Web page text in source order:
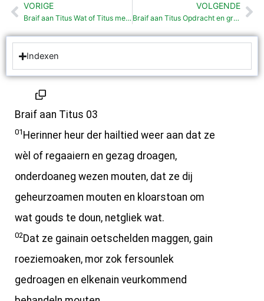
Vorige
VORIGE
Braif aan Titus Wat of Titus mensken inprenten mout (2: 1-15)
VOLGENDE
Braif aan Titus Opdracht en groutnizzen (3:12-15)
Indexen
Braif aan Titus 03
01 Herinner heur der hailtied weer aan dat ze
wèl of regaaiern en gezag droagen,
onderdoaneg wezen mouten, dat ze dij
geheurzoamen mouten en kloarstoan om
wat gouds te doun, netgliek wat.
02Dat ze gainain oetschelden maggen, gain
roeziemoaken, mor zok fersounlek
gedroagen en elkenain veurkommend